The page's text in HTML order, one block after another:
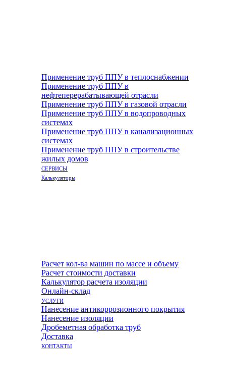
Применение труб ППУ в теплоснабжении
Применение труб ППУ в
нефтеперерабатывающей отрасли
Применение труб ППУ в газовой отрасли
Применение труб ППУ в водопроводных
системах
Применение труб ППУ в канализационных
системах
Применение труб ППУ в строительстве
жилых домов
СЕРВИСЫ
Калькуляторы
Расчет кол-ва машин по массе и объему
Расчет стоимости доставки
Калькулятор расчета изоляции
Онлайн-склад
УСЛУГИ
Нанесение антикоррозионного покрытия
Нанесение изоляции
Дробеметная обработка труб
Доставка
КОНТАКТЫ